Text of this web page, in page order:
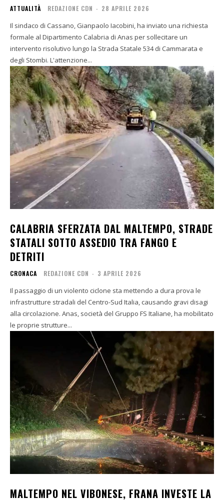
ATTUALITÀ REDAZIONE CDN - 28 APRILE 2026
Il sindaco di Cassano, Gianpaolo Iacobini, ha inviato una richiesta
formale al Dipartimento Calabria di Anas per sollecitare un
intervento risolutivo lungo la Strada Statale 534 di Cammarata e
degli Stombi. L'attenzione...
CALABRIA SFERZATA DAL MALTEMPO, STRADE
STATALI SOTTO ASSEDIO TRA FANGO E
DETRITI
CRONACA REDAZIONE CDN - 3 APRILE 2026
Il passaggio di un violento ciclone sta mettendo a dura prova le
infrastrutture stradali del Centro-Sud Italia, causando gravi disagi
alla circolazione. Anas, società del Gruppo FS Italiane, ha mobilitato
le proprie strutture...
MALTEMPO NEL VIBONESE, FRANA INVESTE LA